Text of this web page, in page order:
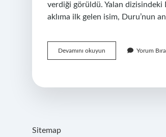
verdiği görüldü. Yalan dizisindeki
aklıma ilk gelen isim, Duru’nun
Devamını okuyun
Dizisinde
Kim
Yorum
Sitemap